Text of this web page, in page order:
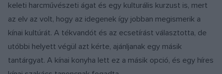
keleti harcművészeti ágat és egy kulturális kurzust is, mert
az elv az volt, hogy az idegenek így jobban megismerik a
kínai kultúrát. A tékvandót és az ecsetírást választotta, de
utóbbi helyett végül azt kérte, ajánljanak egy másik
tantárgyat. A kínai konyha lett ez a másik opció, és egy híres